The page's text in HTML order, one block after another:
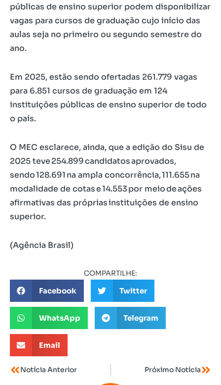
públicas de ensino superior podem disponibilizar
vagas para cursos de graduação cujo início das
aulas seja no primeiro ou segundo semestre do
ano.
Em 2025, estão sendo ofertadas 261.779 vagas
para 6.851 cursos de graduação em 124
instituições públicas de ensino superior de todo
o país.
O MEC esclarece, ainda, que a edição do Sisu de
2025 teve 254.899 candidatos aprovados,
sendo 128.691 na ampla concorrência, 111.655 na
modalidade de cotas e 14.553 por meio de ações
afirmativas das próprias instituições de ensino
superior.
(Agência Brasil)
COMPARTILHE:
Facebook Twitter
WhatsApp Telegram
Email
Notícia Anterior Próximo Notícia